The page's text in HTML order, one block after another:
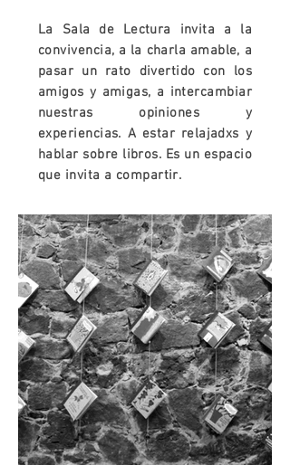
La Sala de Lectura invita a la
convivencia, a la charla amable, a
pasar un rato divertido con los
amigos y amigas, a intercambiar
nuestras opiniones y
experiencias. A estar relajadxs y
hablar sobre libros. Es un espacio
que invita a compartir.